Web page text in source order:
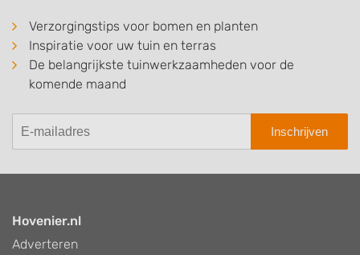
Verzorgingstips voor bomen en planten
Inspiratie voor uw tuin en terras
De belangrijkste tuinwerkzaamheden voor de
komende maand
Inschrijven
Hovenier.nl
Adverteren